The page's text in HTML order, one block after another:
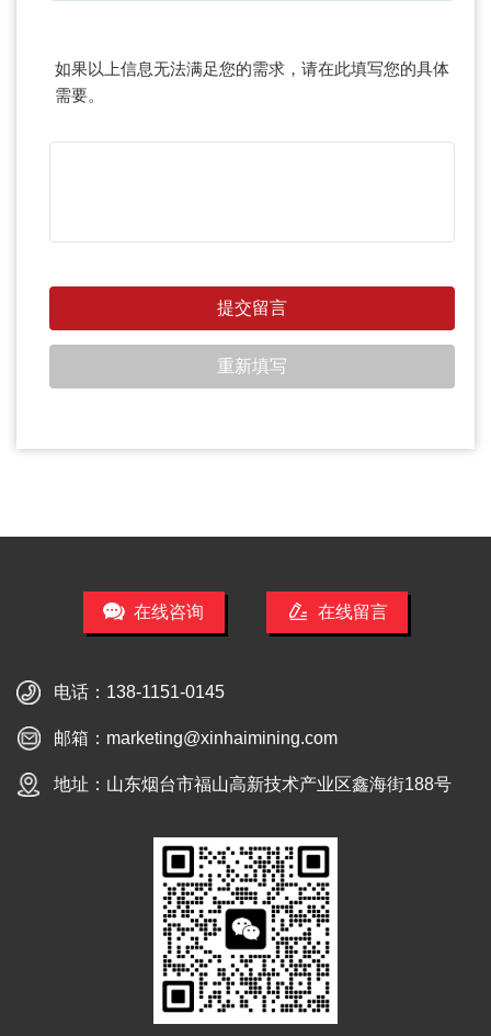
如果以上信息无法满足您的需求，请在此填写您的具体
需要。
在线咨询 在线留言
电话： 138-1151-0145
邮箱： marketing@xinhaimining.com
地址：山东烟台市福山高新技术产业区鑫海街188号